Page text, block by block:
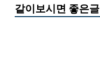
같이보시면 좋은글